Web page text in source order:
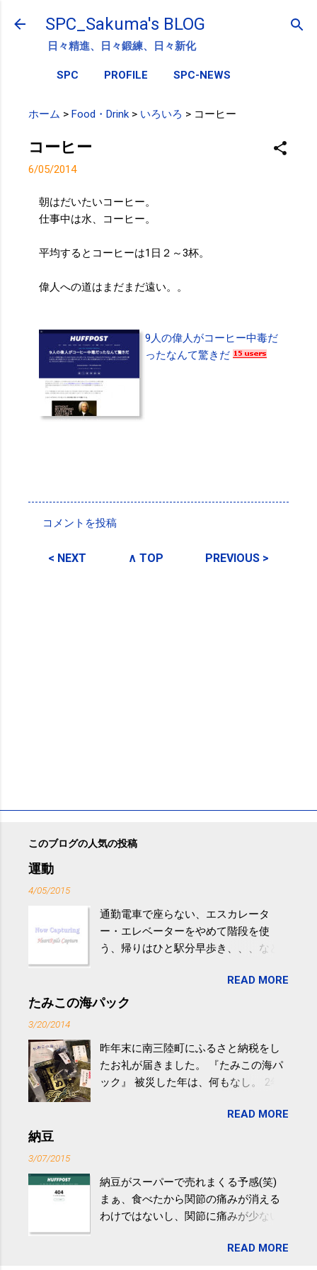
スキップしてメイン コンテンツに移動
SPC_Sakuma's BLOG
日々精進、日々鍛練、日々新化
SPC PROFILE SPC-NEWS
ホーム > Food・Drink > いろいろ > コーヒー
コーヒー
6/05/2014
朝はだいたいコーヒー。
仕事中は水、コーヒー。
平均するとコーヒーは1日２～3杯。
偉人への道はまだまだ遠い。。
9人の偉人がコーヒー中毒だ
ったなんて驚きだ
メ
コメントを投稿
< NEXT ∧ TOP PREVIOUS >
このブログの人気の投稿
運動
4/05/2015
通勤電車で座らない、エスカレータ
ー・エレベーターをやめて階段を使
う、帰りはひと駅分早歩き、、、など
やすい。 スポーツウェア・シューズで
するものだけが運動ではない。 食べ
けると改善する、との結果を筑波大の
研究チームが発表した。改善が期待で
きるのは、過度の飲酒が原因ではない
減らなくても効果があるという。 正田
波大「減量しなくても効果」 - ニュー
ス - アピタル（医療・健康）
READ MORE
たみこの海パック
3/20/2014
昨年末に南三陸町にふるさと納税をし
たお礼が届きました。 『たみこの海パ
ック』 被災した年は、何もなし。 2年
が『たみこの海パック』。 ボランティ
全く考えていなかったので、貰えると
少しづつ復興してる感が伝わってきて
嬉しいです。 あと、ふるさと納税が節
ですが、節税になるほど稼げていない
READ MORE
納豆
3/07/2015
納豆がスーパーで売れまくる予感(笑)
まぁ、食べたから関節の痛みが消える
わけではないし、関節に痛みが少ない
ど。。 「関節の老化」は、「コンドロ
READ MORE